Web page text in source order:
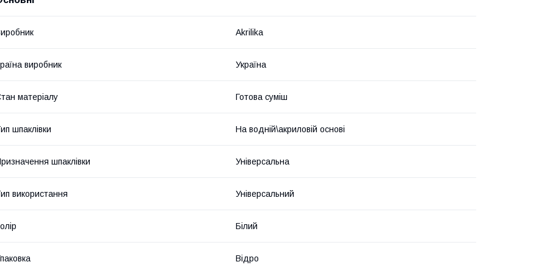
Akrilika
виробник Україна
матеріалу Готова суміш
шпаклівки На водній\акриловій основі
шпаклівки Універсальна
використання Універсальний
Білий
Відро